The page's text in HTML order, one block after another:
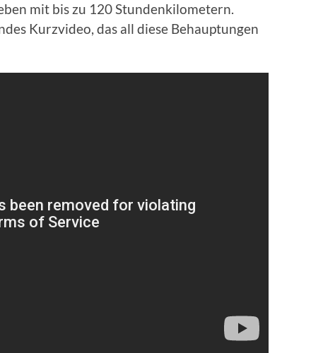
mit bis zu 120 Stundenkilometern.
Kurzvideo, das all diese Behauptungen